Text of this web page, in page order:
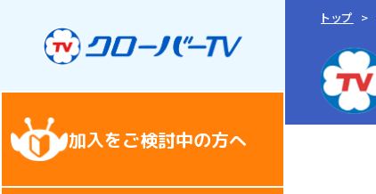
加入をご検討中の方へ
トップ